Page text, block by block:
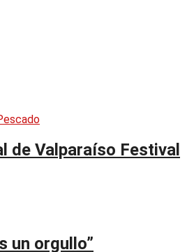
de Valparaíso Festival
un orgullo”